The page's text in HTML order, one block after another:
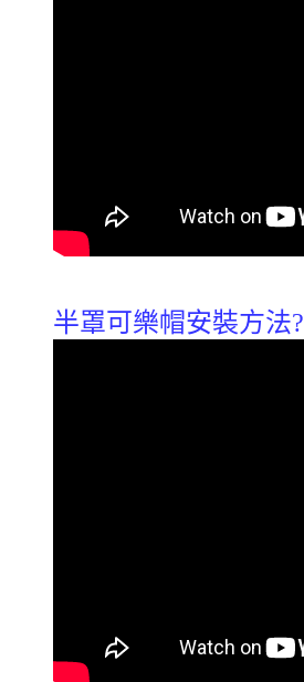
半罩可樂帽安裝方法?